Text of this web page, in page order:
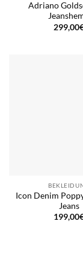
Adriano
299,00
Icon Denim
Jeans
199,00